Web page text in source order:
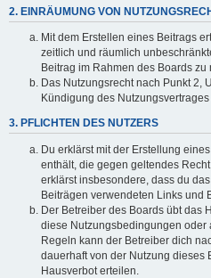
2. EINRÄUMUNG VON
Mit dem Erstellen eines Beitrags
zeitlich und räumlich
Beitrag im Rahmen des Boards zu
Das Nutzungsrecht nach Punkt 2,
Kündigung des
3. PFLICHTEN DES NUTZERS
Du erklärst mit der Erstellung
enthält, die gegen geltendes
erklärst insbesondere, dass du
Beiträgen verwendeten Links und
Der Betreiber des Boards übt das
diese Nutzungsbedingungen oder
Regeln kann der Betreiber dich
dauerhaft von der Nutzung dieses
Hausverbot erteilen.